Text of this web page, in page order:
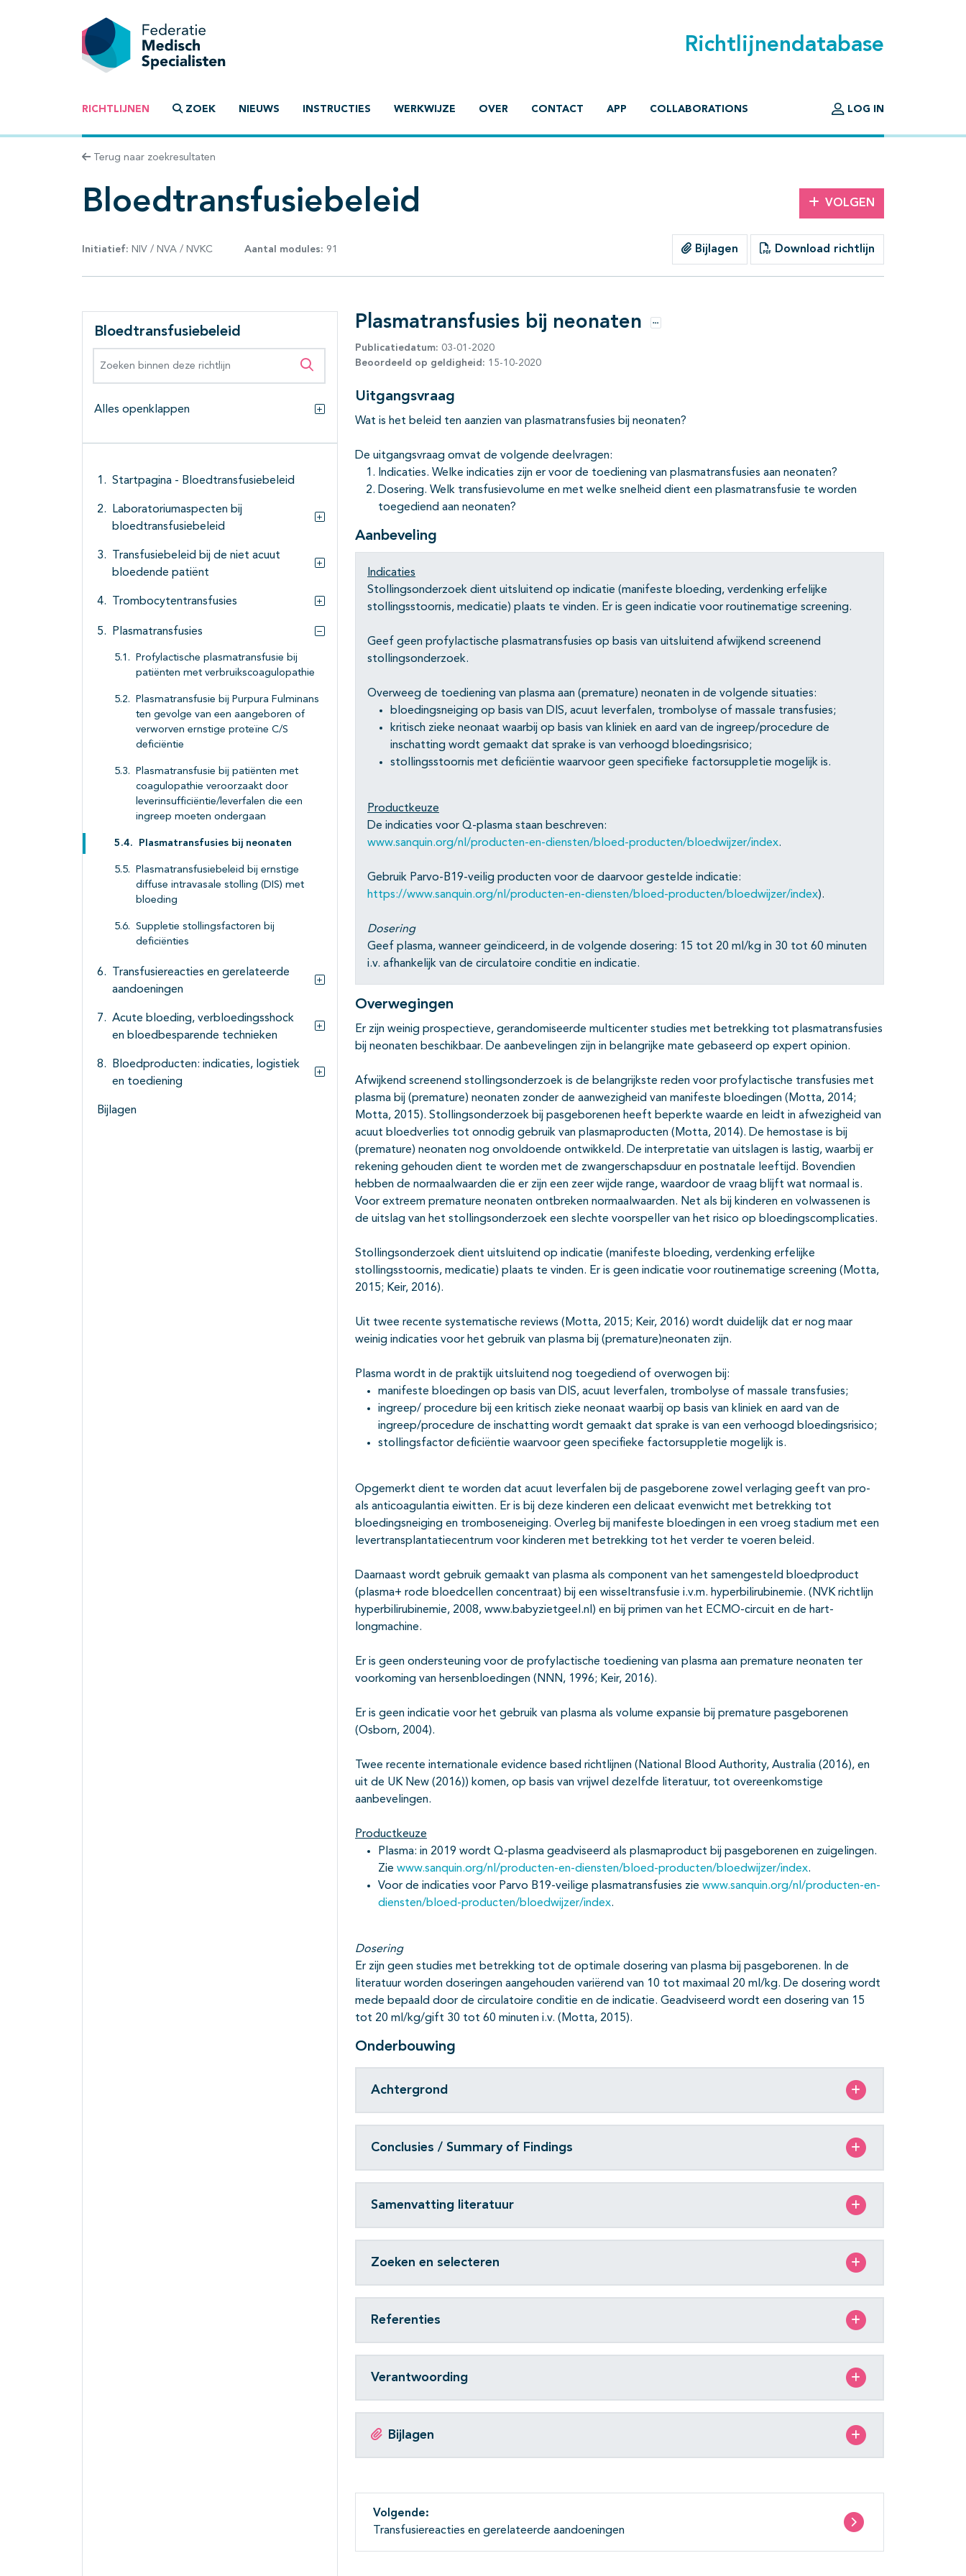
Richtlijnendatabase
RICHTLIJNEN ZOEK NIEUWS INSTRUCTIES WERKWIJZE OVER CONTACT APP COLLABORATIONS LOG IN
Terug naar zoekresultaten
Bloedtransfusiebeleid VOLGEN
Initiatief: NIV / NVA / NVKC Aantal modules: 91 Bijlagen Download richtlijn
Bloedtransfusiebeleid
Zoeken binnen deze richtlijn
Alles openklappen
Alles openklappen
Startpagina - Bloedtransfusiebeleid
Laboratoriumaspecten bij
bloedtransfusiebeleid
Subpagina's open- en dichtklappen
Transfusiebeleid bij de niet acuut
bloedende patiënt
Subpagina's open- en dichtklappen
Trombocytentransfusies
Plasmatransfusies
Subpagina's open- en dichtklappen
Profylactische plasmatransfusie bij
patiënten met verbruikscoagulopathie
Plasmatransfusie bij Purpura Fulminans
ten gevolge van een aangeboren of
verworven ernstige proteïne C/S
deficiëntie
Plasmatransfusie bij patiënten met
coagulopathie veroorzaakt door
leverinsufficiëntie/leverfalen die een
ingreep moeten ondergaan
Plasmatransfusies bij neonaten
Plasmatransfusiebeleid bij ernstige
diffuse intravasale stolling (DIS) met
bloeding
Suppletie stollingsfactoren bij
deficiënties
Transfusiereacties en gerelateerde
aandoeningen
Subpagina's open- en dichtklappen
Acute bloeding, verbloedingsshock
en bloedbesparende technieken
Subpagina's open- en dichtklappen
Bloedproducten: indicaties, logistiek
en toediening
Subpagina's open- en dichtklappen
Bijlagen
Plasmatransfusies bij neonaten Opties
Publicatiedatum: 03-01-2020
Beoordeeld op geldigheid: 15-10-2020
Uitgangsvraag
Wat is het beleid ten aanzien van plasmatransfusies bij neonaten?
De uitgangsvraag omvat de volgende deelvragen:
Indicaties. Welke indicaties zijn er voor de toediening van plasmatransfusies aan neonaten?
Dosering. Welk transfusievolume en met welke snelheid dient een plasmatransfusie te worden
toegediend aan neonaten?
Aanbeveling
Indicaties
Stollingsonderzoek dient uitsluitend op indicatie (manifeste bloeding, verdenking erfelijke
stollingsstoornis, medicatie) plaats te vinden. Er is geen indicatie voor routinematige screening.
Geef geen profylactische plasmatransfusies op basis van uitsluitend afwijkend screenend
stollingsonderzoek.
Overweeg de toediening van plasma aan (premature) neonaten in de volgende situaties:
bloedingsneiging op basis van DIS, acuut leverfalen, trombolyse of massale transfusies;
kritisch zieke neonaat waarbij op basis van kliniek en aard van de ingreep/procedure de
inschatting wordt gemaakt dat sprake is van verhoogd bloedingsrisico;
stollingsstoornis met deficiëntie waarvoor geen specifieke factorsuppletie mogelijk is.
Productkeuze
De indicaties voor Q-plasma staan beschreven:
www.sanquin.org/nl/producten-en-diensten/bloed-producten/bloedwijzer/index.
Gebruik Parvo-B19-veilig producten voor de daarvoor gestelde indicatie:
https://www.sanquin.org/nl/producten-en-diensten/bloed-producten/bloedwijzer/index).
Dosering
Geef plasma, wanneer geïndiceerd, in de volgende dosering: 15 tot 20 ml/kg in 30 tot 60 minuten
i.v. afhankelijk van de circulatoire conditie en indicatie.
Overwegingen
Er zijn weinig prospectieve, gerandomiseerde multicenter studies met betrekking tot plasmatransfusies
bij neonaten beschikbaar. De aanbevelingen zijn in belangrijke mate gebaseerd op expert opinion.
Afwijkend screenend stollingsonderzoek is de belangrijkste reden voor profylactische transfusies met
plasma bij (premature) neonaten zonder de aanwezigheid van manifeste bloedingen (Motta, 2014;
Motta, 2015). Stollingsonderzoek bij pasgeborenen heeft beperkte waarde en leidt in afwezigheid van
acuut bloedverlies tot onnodig gebruik van plasmaproducten (Motta, 2014). De hemostase is bij
(premature) neonaten nog onvoldoende ontwikkeld. De interpretatie van uitslagen is lastig, waarbij er
rekening gehouden dient te worden met de zwangerschapsduur en postnatale leeftijd. Bovendien
hebben de normaalwaarden die er zijn een zeer wijde range, waardoor de vraag blijft wat normaal is.
Voor extreem premature neonaten ontbreken normaalwaarden. Net als bij kinderen en volwassenen is
de uitslag van het stollingsonderzoek een slechte voorspeller van het risico op bloedingscomplicaties.
Stollingsonderzoek dient uitsluitend op indicatie (manifeste bloeding, verdenking erfelijke
stollingsstoornis, medicatie) plaats te vinden. Er is geen indicatie voor routinematige screening (Motta,
2015; Keir, 2016).
Uit twee recente systematische reviews (Motta, 2015; Keir, 2016) wordt duidelijk dat er nog maar
weinig indicaties voor het gebruik van plasma bij (premature)neonaten zijn.
Plasma wordt in de praktijk uitsluitend nog toegediend of overwogen bij:
manifeste bloedingen op basis van DIS, acuut leverfalen, trombolyse of massale transfusies;
ingreep/ procedure bij een kritisch zieke neonaat waarbij op basis van kliniek en aard van de
ingreep/procedure de inschatting wordt gemaakt dat sprake is van een verhoogd bloedingsrisico;
stollingsfactor deficiëntie waarvoor geen specifieke factorsuppletie mogelijk is.
Opgemerkt dient te worden dat acuut leverfalen bij de pasgeborene zowel verlaging geeft van pro-
als anticoagulantia eiwitten. Er is bij deze kinderen een delicaat evenwicht met betrekking tot
bloedingsneiging en tromboseneiging. Overleg bij manifeste bloedingen in een vroeg stadium met een
levertransplantatiecentrum voor kinderen met betrekking tot het verder te voeren beleid.
Daarnaast wordt gebruik gemaakt van plasma als component van het samengesteld bloedproduct
(plasma+ rode bloedcellen concentraat) bij een wisseltransfusie i.v.m. hyperbilirubinemie. (NVK richtlijn
hyperbilirubinemie, 2008, www.babyzietgeel.nl) en bij primen van het ECMO-circuit en de hart-
longmachine.
Er is geen ondersteuning voor de profylactische toediening van plasma aan premature neonaten ter
voorkoming van hersenbloedingen (NNN, 1996; Keir, 2016).
Er is geen indicatie voor het gebruik van plasma als volume expansie bij premature pasgeborenen
(Osborn, 2004).
Twee recente internationale evidence based richtlijnen (National Blood Authority, Australia (2016), en
uit de UK New (2016)) komen, op basis van vrijwel dezelfde literatuur, tot overeenkomstige
aanbevelingen.
Productkeuze
Plasma: in 2019 wordt Q-plasma geadviseerd als plasmaproduct bij pasgeborenen en zuigelingen.
Zie www.sanquin.org/nl/producten-en-diensten/bloed-producten/bloedwijzer/index.
Voor de indicaties voor Parvo B19-veilige plasmatransfusies zie www.sanquin.org/nl/producten-en-
diensten/bloed-producten/bloedwijzer/index.
Dosering
Er zijn geen studies met betrekking tot de optimale dosering van plasma bij pasgeborenen. In de
literatuur worden doseringen aangehouden variërend van 10 tot maximaal 20 ml/kg. De dosering wordt
mede bepaald door de circulatoire conditie en de indicatie. Geadviseerd wordt een dosering van 15
tot 20 ml/kg/gift 30 tot 60 minuten i.v. (Motta, 2015).
Onderbouwing
Achtergrond
Conclusies / Summary of Findings
Samenvatting literatuur
Zoeken en selecteren
Referenties
Verantwoording
Bijlagen
Volgende:
Transfusiereacties en gerelateerde aandoeningen